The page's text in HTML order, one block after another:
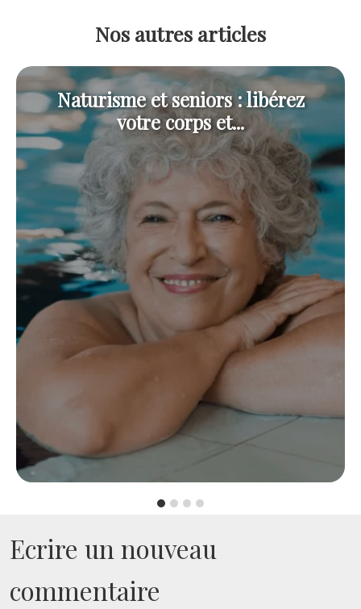
Nos autres articles
Naturisme et seniors : libérez
votre corps et...
Ecrire un nouveau
commentaire